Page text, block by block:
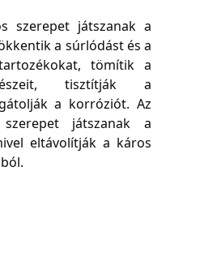
szerepet játszanak a
a súrlódást és a
tömítik a
tisztítják a
a korróziót. Az
játszanak a
eltávolítják a káros